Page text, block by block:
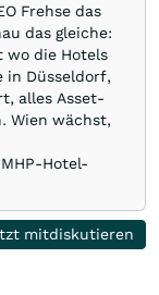
Frehse das
das gleiche:
wo die Hotels
in Düsseldorf,
alles Asset-
Wien wächst,
Hotel-
mitdiskutieren